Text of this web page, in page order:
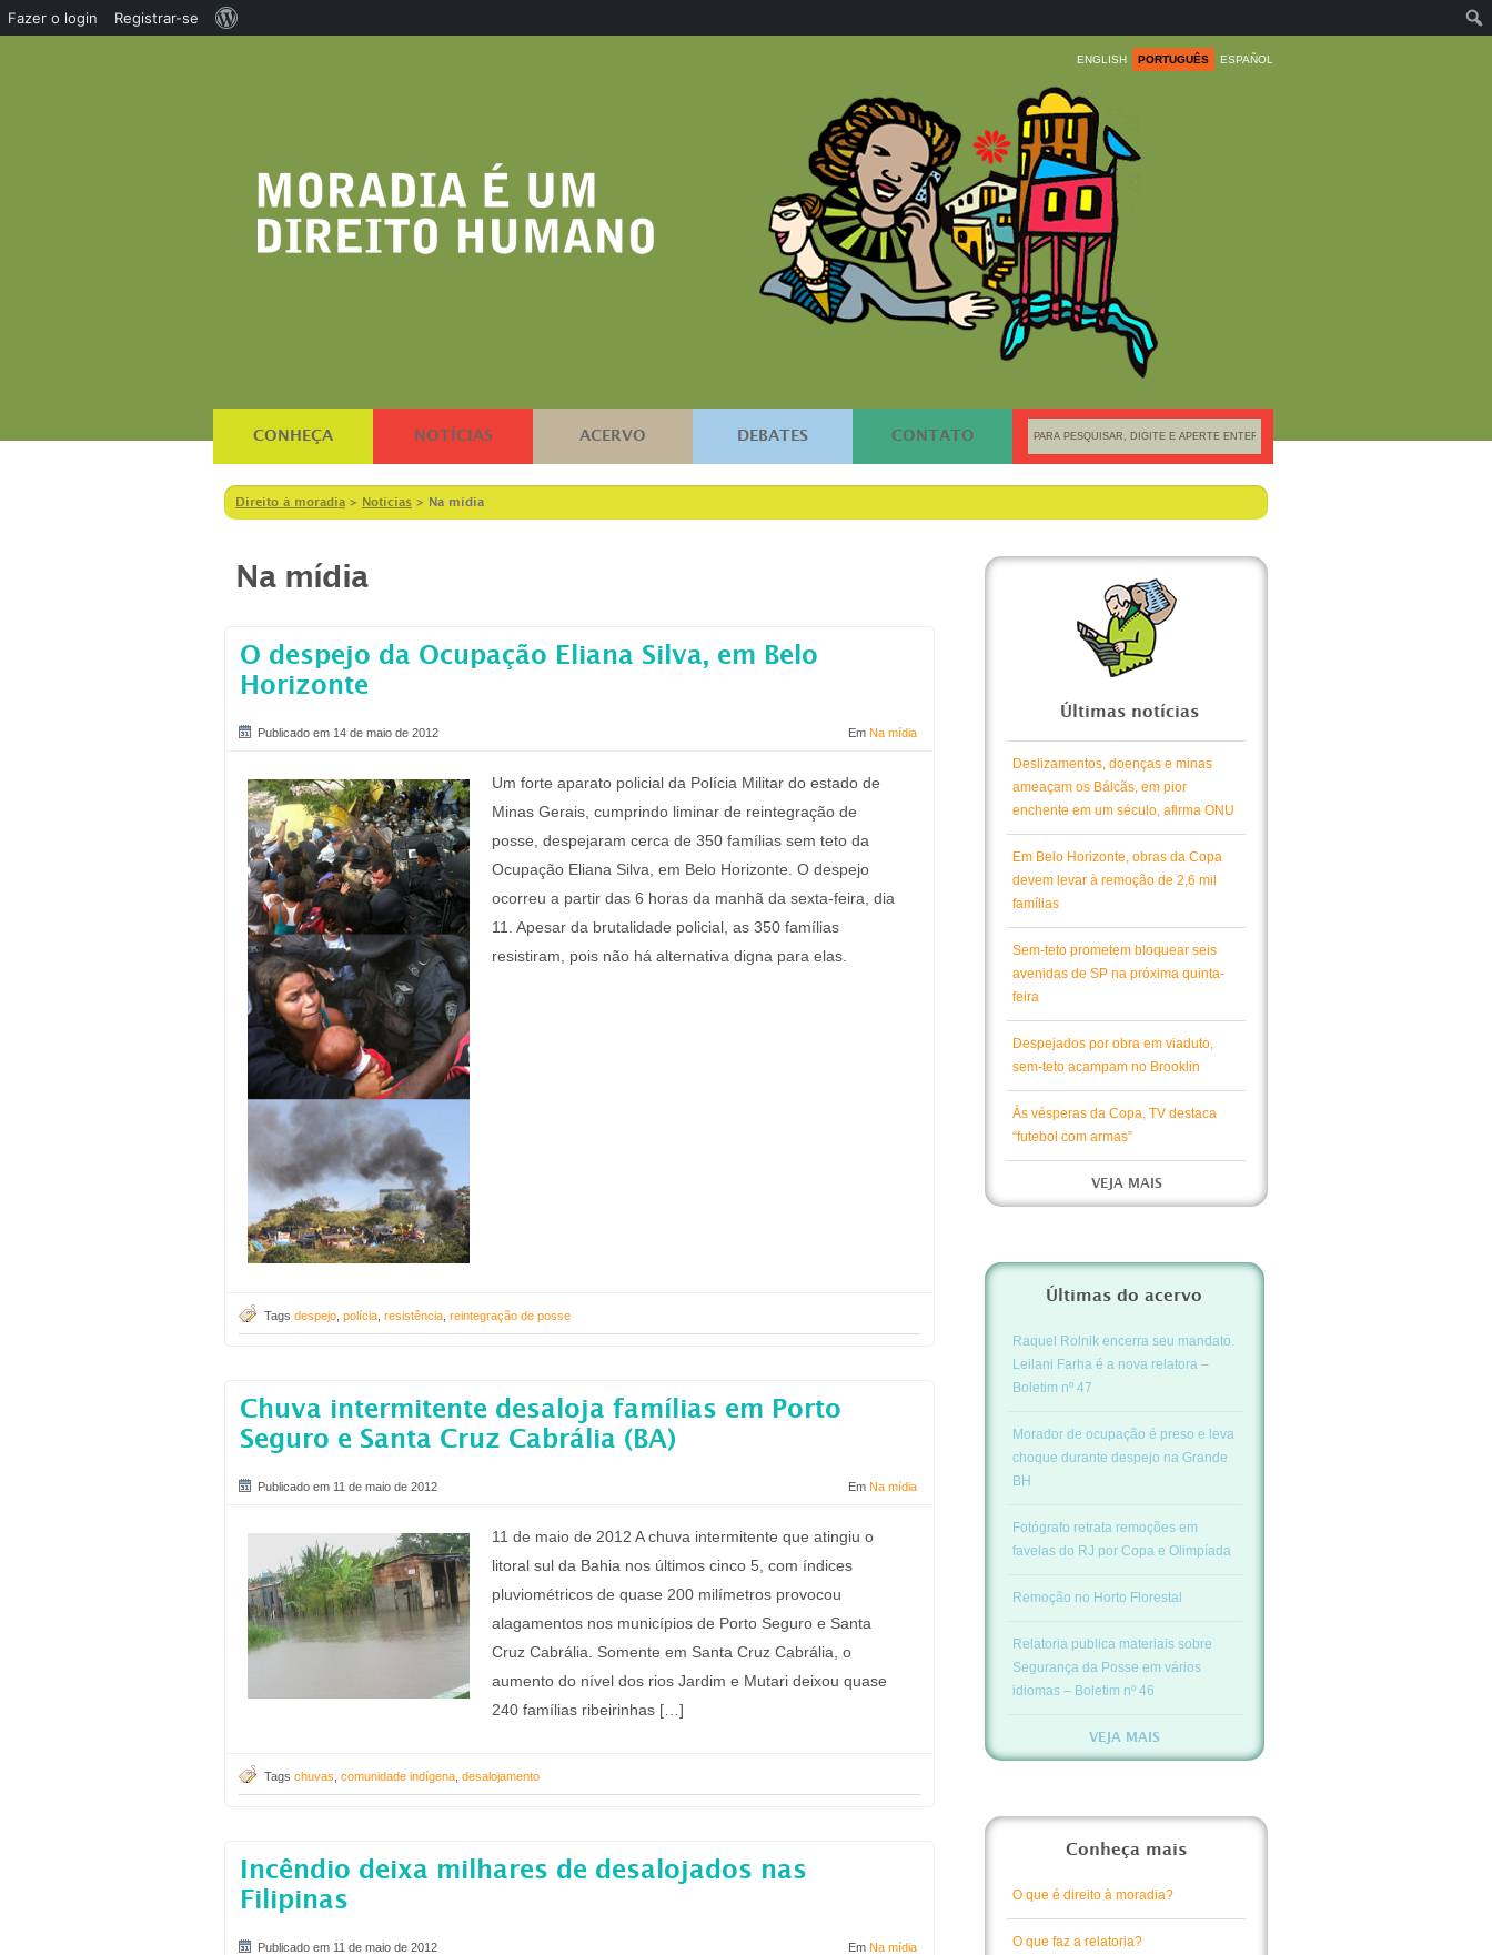
ENGLISH PORTUGUÊS ESPAÑOL
CONHEÇA NOTÍCIAS ACERVO DEBATES CONTATO
Direito à moradia > Notícias > Na mídia
Na mídia
O despejo da Ocupação Eliana Silva, em Belo
Horizonte
Publicado em 14 de maio de 2012 Em Na mídia
Um forte aparato policial da Polícia Militar do estado de
Minas Gerais, cumprindo liminar de reintegração de
posse, despejaram cerca de 350 famílias sem teto da
Ocupação Eliana Silva, em Belo Horizonte. O despejo
ocorreu a partir das 6 horas da manhã da sexta-feira, dia
11. Apesar da brutalidade policial, as 350 famílias
resistiram, pois não há alternativa digna para elas.
Tags despejo polícia resistência reintegração de posse
Chuva intermitente desaloja famílias em Porto
Seguro e Santa Cruz Cabrália (BA)
Publicado em 11 de maio de 2012 Em Na mídia
11 de maio de 2012 A chuva intermitente que atingiu o
litoral sul da Bahia nos últimos cinco 5, com índices
pluviométricos de quase 200 milímetros provocou
alagamentos nos municípios de Porto Seguro e Santa
Cruz Cabrália. Somente em Santa Cruz Cabrália, o
aumento do nível dos rios Jardim e Mutari deixou quase
240 famílias ribeirinhas […]
Tags chuvas comunidade indígena desalojamento
Incêndio deixa milhares de desalojados nas
Filipinas
Publicado em 11 de maio de 2012 Em Na mídia
Últimas notícias
Deslizamentos, doenças e minas
ameaçam os Bálcãs, em pior
enchente em um século, afirma ONU
Em Belo Horizonte, obras da Copa
devem levar à remoção de 2,6 mil
famílias
Sem-teto prometem bloquear seis
avenidas de SP na próxima quinta-
feira
Despejados por obra em viaduto,
sem-teto acampam no Brooklin
Às vésperas da Copa, TV destaca
“futebol com armas”
VEJA MAIS
Últimas do acervo
Raquel Rolnik encerra seu mandato.
Leilani Farha é a nova relatora –
Boletim nº 47
Morador de ocupação é preso e leva
choque durante despejo na Grande
BH
Fotógrafo retrata remoções em
favelas do RJ por Copa e Olimpíada
Remoção no Horto Florestal
Relatoria publica materiais sobre
Segurança da Posse em vários
idiomas – Boletim nº 46
VEJA MAIS
Conheça mais
O que é direito à moradia?
O que faz a relatoria?
Fazer o login Registrar-se